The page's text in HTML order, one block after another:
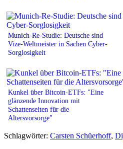
Munich-Re-Studie: Deutsche sind
Vize-Weltmeister in Sachen Cyber-
Sorglosigkeit
Kunkel über Bitcoin-ETFs: "Eine
glänzende Innovation mit
Schattenseiten für die
Altersvorsorge"
Schlagwörter: Carsten Schüerhoff,